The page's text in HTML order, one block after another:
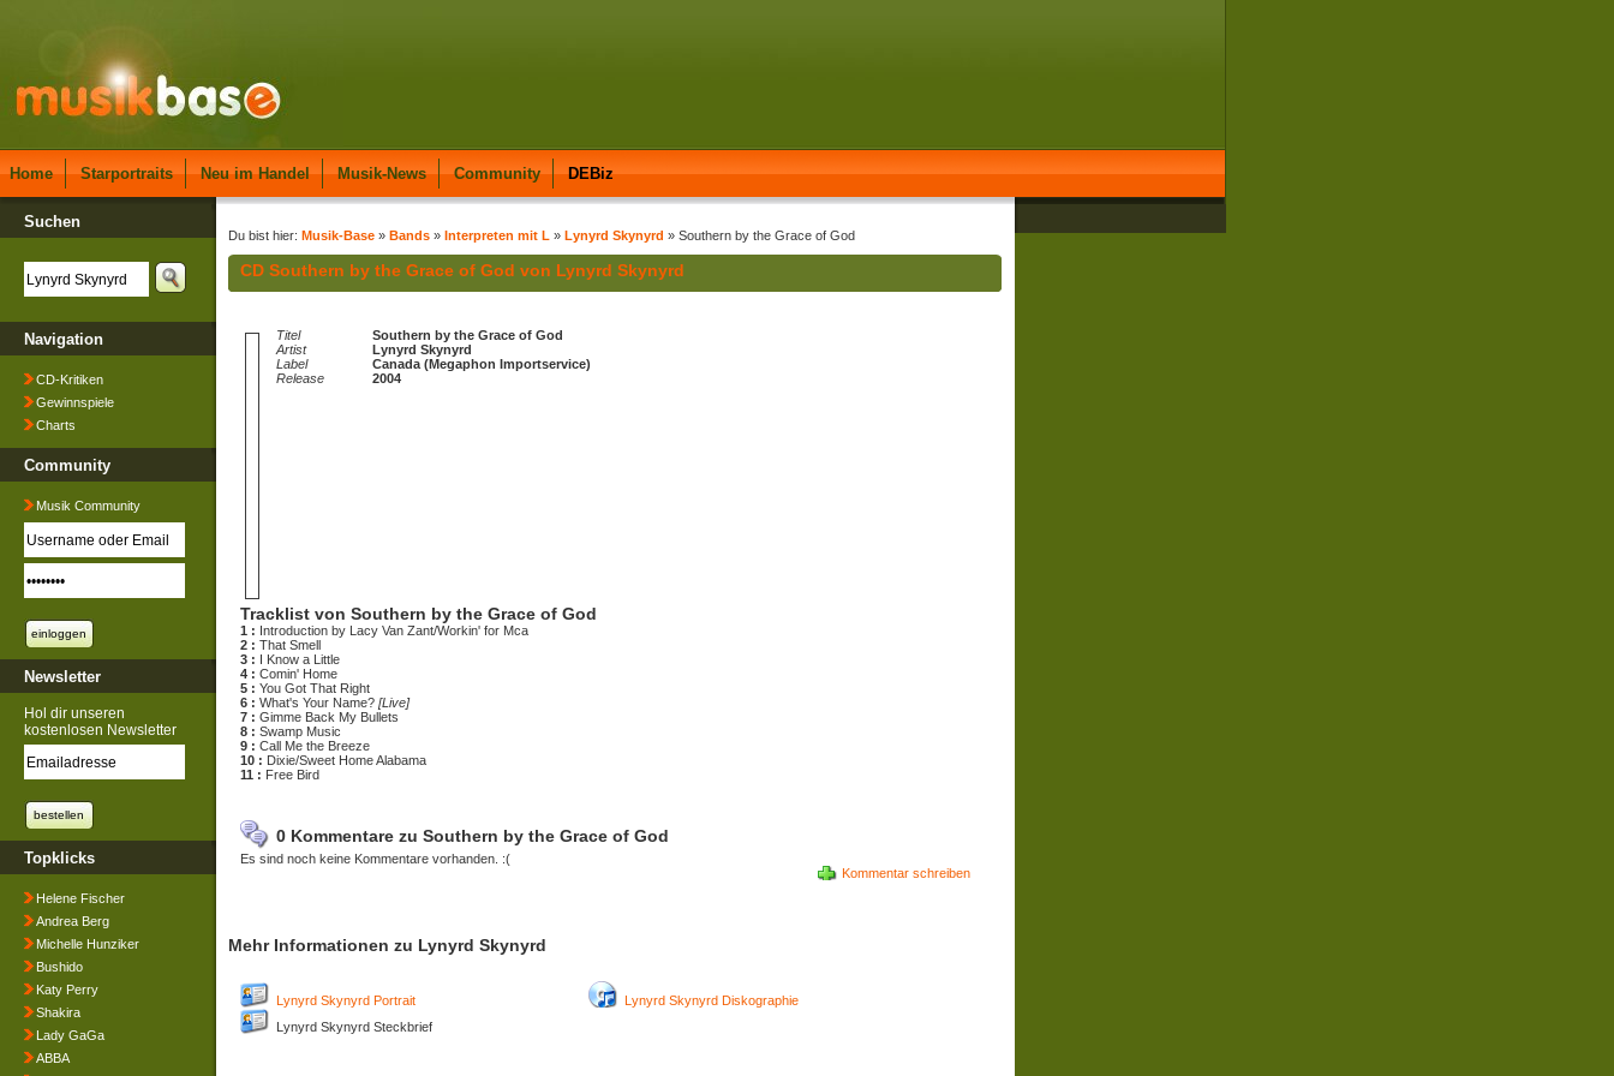
Home Starportraits Neu im Handel Musik-News Community DEBiz
Suchen
Navigation
CD-Kritiken
Gewinnspiele
Charts
Community
Musik Community
Newsletter
Hol dir unseren
kostenlosen Newsletter
Topklicks
Helene Fischer
Andrea Berg
Michelle Hunziker
Bushido
Katy Perry
Shakira
Lady GaGa
ABBA
Du bist hier: Musik-Base » Bands » Interpreten mit L » Lynyrd Skynyrd » Southern by the Grace of God
CD Southern by the Grace of God von Lynyrd Skynyrd
Titel
Southern by the Grace of God
Artist
Lynyrd Skynyrd
Label
Canada (Megaphon Importservice)
Release
2004
Tracklist von Southern by the Grace of God
1 : Introduction by Lacy Van Zant/Workin' for Mca
2 : That Smell
3 : I Know a Little
4 : Comin' Home
5 : You Got That Right
6 : What's Your Name? [Live]
7 : Gimme Back My Bullets
8 : Swamp Music
9 : Call Me the Breeze
10 : Dixie/Sweet Home Alabama
11 : Free Bird
0 Kommentare zu Southern by the Grace of God
Es sind noch keine Kommentare vorhanden. :(
Kommentar schreiben
Mehr Informationen zu Lynyrd Skynyrd
Lynyrd Skynyrd Portrait
Lynyrd Skynyrd Diskographie
Lynyrd Skynyrd Steckbrief